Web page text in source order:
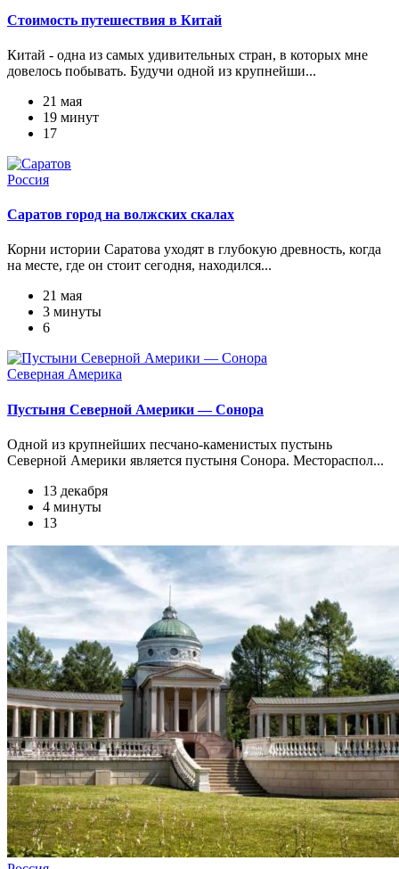
Стоимость путешествия в Китай
Китай - одна из самых удивительных стран, в которых мне
довелось побывать. Будучи одной из крупнейши...
21 мая
19 минут
17
Россия
Саратов город на волжских скалах
Корни истории Саратова уходят в глубокую древность, когда
на месте, где он стоит сегодня, находился...
21 мая
3 минуты
6
Северная Америка
Пустыня Северной Америки — Сонора
Одной из крупнейших песчано-каменистых пустынь
Северной Америки является пустыня Сонора. Местораспол...
13 декабря
4 минуты
13